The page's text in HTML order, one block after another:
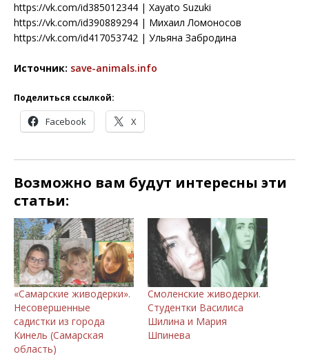
https://vk.com/id385012344 | Xayato Suzuki
https://vk.com/id390889294 | Михаил Ломоносов
https://vk.com/id417053742 | Ульяна Забродина
Источник: save-animals.info
Поделиться ссылкой:
Facebook X
Возможно вам будут интересны эти
статьи:
«Самарские живодерки».
Несовершенные
садистки из города
Кинель (Самарская
область)
Смоленские живодерки.
Студентки Василиса
Шилина и Мария
Шпинева